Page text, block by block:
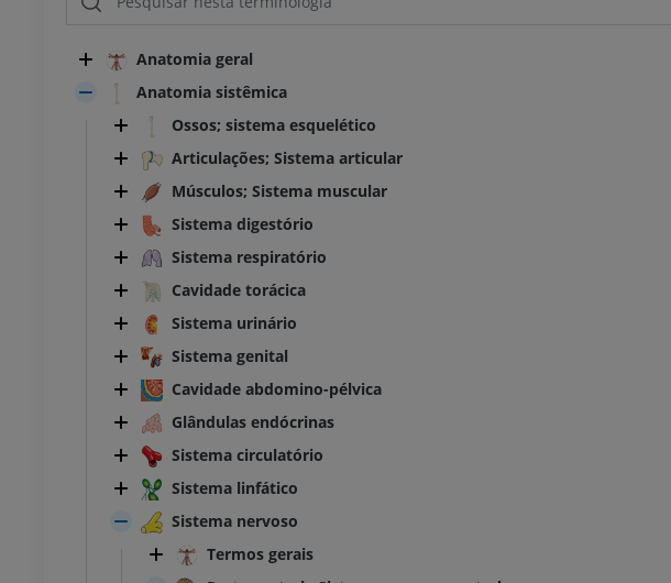
Anatomia geral
Anatomia sistêmica
Ossos; sistema esquelético
Articulações; Sistema articular
Músculos; Sistema muscular
Sistema digestório
Sistema respiratório
Cavidade torácica
Sistema urinário
Sistema genital
Cavidade abdomino-pélvica
Glândulas endócrinas
Sistema circulatório
Sistema linfático
Sistema nervoso
Termos gerais